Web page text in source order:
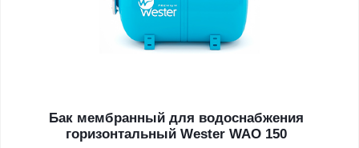
Бак мембранный для водоснабжения
горизонтальный Wester WAO 150